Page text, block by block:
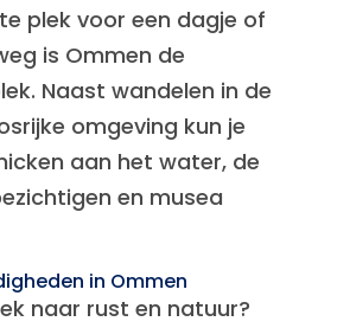
plek voor een dagje of
is Ommen de
Naast wandelen in de
omgeving kun je
aan het water, de
en musea
in Ommen
naar rust en natuur?